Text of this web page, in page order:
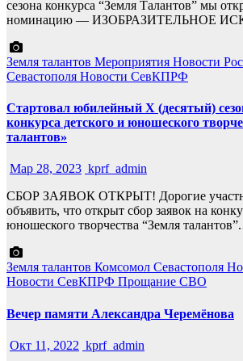
сезона конкурса “Земля Талантов” мы
номинацию — ИЗОБРАЗИТЕЛЬНОЕ
Земля талантов Мероприятия Новости
Севастополя Новости СевКПРФ
Стартовал юбилейный X (десятый)
конкурса детского и юношеского
талантов»
Мар 28, 2023 kprf_admin
СБОР ЗАЯВОК ОТКРЫТ! Дорогие
объявить, что открыт сбор заявок на
юношеского творчества “Земля
Земля талантов Комсомол Севастополя
Новости СевКПРФ Прощание СВО
Вечер памяти Александра Черемёнова
Окт 11, 2022 kprf_admin